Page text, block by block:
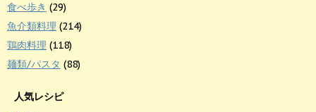
食べ歩き (29)
魚介類料理 (214)
鶏肉料理 (118)
麺類/パスタ (88)
人気レシピ